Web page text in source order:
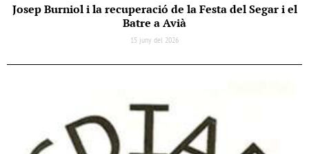
Josep Burniol i la recuperació de la Festa del Segar i el
Batre a Avià
15 juny del 2026